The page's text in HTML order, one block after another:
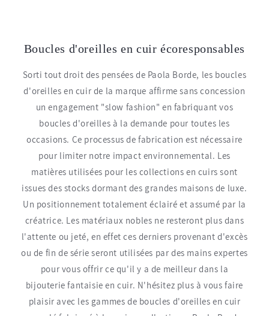
Boucles d'oreilles en cuir écoresponsables
Sorti tout droit des pensées de Paola Borde, les boucles
d'oreilles en cuir de la marque affirme sans concession
un engagement "slow fashion" en fabriquant vos
boucles d'oreilles à la demande pour toutes les
occasions. Ce processus de fabrication est nécessaire
pour limiter notre impact environnemental. Les
matières utilisées pour les collections en cuirs sont
issues des stocks dormant des grandes maisons de luxe.
Un positionnement totalement éclairé et assumé par la
créatrice. Les matériaux nobles ne resteront plus dans
l'attente ou jeté, en effet ces derniers provenant d'excès
ou de fin de série seront utilisées par des mains expertes
pour vous offrir ce qu'il y a de meilleur dans la
bijouterie fantaisie en cuir. N'hésitez plus à vous faire
plaisir avec les gammes de boucles d'oreilles en cuir